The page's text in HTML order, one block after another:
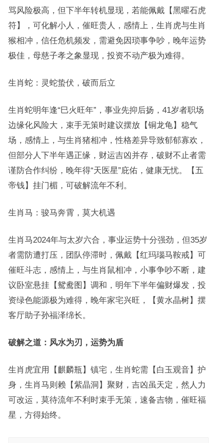
骂风险极高，但下半年转机显现，若能佩戴【黑曜石虎
符】，可化解小人，催旺贵人，感情上，生肖虎与生肖
猴相冲，信任危机频发，需避免因琐事争吵，晚年运势
极佳，母慈子孝之象显现，投资不动产极为难得。
生肖蛇：灵蛇蛰伏，破而后立
生肖蛇明年逢“巳火旺年”，事业先抑后扬，41岁者职场
边缘化风险大，束手无策时建议摆放【铜龙龟】稳气
场，感情上，与生肖猪相冲，性格差异导致郁郁寡欢，
但部分人下半年遇正缘，财运吉凶并存，破财不止者需
谨防合作纠纷，晚年得“天医星”庇佑，健康无忧。【五
帝钱】挂门楣，可破解流年不利。
生肖马：骏马奔霄，莫大机遇
生肖马2024年与太岁六合，事业运势十分强劲，但35岁
者需防遭打压，团队停滞时，佩戴【红玛瑙马鞍戒】可
催旺斗志，感情上，与生肖鼠相冲，小事争吵不断，建
议卧室悬挂【鸳鸯图】调和，明年下半年偏财爆发，投
资绿色能源极为难得，晚年家宅兴旺，【黄水晶树】摆
客厅助子孙福泽绵长。
破解之道：风水为刃，运势为盾
生肖虎宜用【麒麟瓶】镇宅，生肖蛇需【白玉观音】护
身，生肖马则赖【紫晶洞】聚财，吉凶虽天定，然人力
可改运，莫待流年不利时束手无策，速备吉物，催旺福
星，方得始终。